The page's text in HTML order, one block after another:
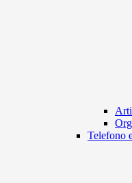
Telefono